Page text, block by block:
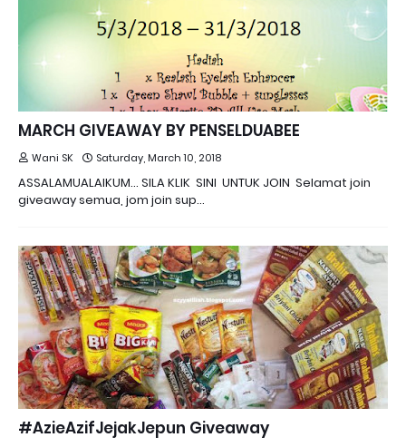
MARCH GIVEAWAY BY PENSELDUABEE
Wani SK Saturday, March 10, 2018
ASSALAMUALAIKUM... SILA KLIK SINI UNTUK JOIN Selamat join
giveaway semua, jom join sup…
#AzieAzifJejakJepun Giveaway